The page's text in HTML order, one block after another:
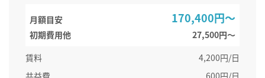
月額目安 170,400円～
初期費用他
27,500円〜
賃料
4,200円/日